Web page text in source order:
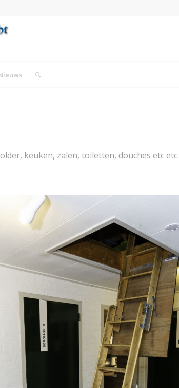
keuken, zalen, toiletten, douches etc etc.